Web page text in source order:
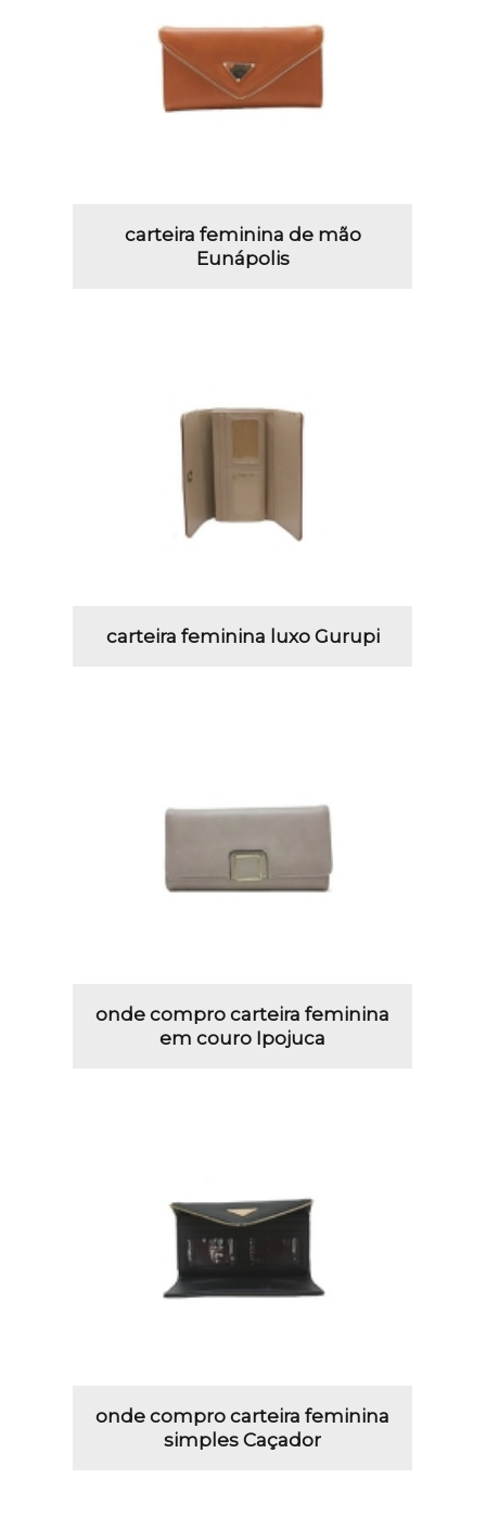
carteira feminina de mão
Eunápolis
carteira feminina luxo Gurupi
onde compro carteira feminina
em couro Ipojuca
onde compro carteira feminina
simples Caçador